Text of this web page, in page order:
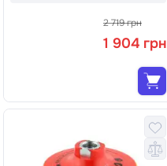
2 719 грн
1 904 грн